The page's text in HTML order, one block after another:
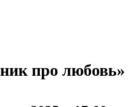
про любовь»